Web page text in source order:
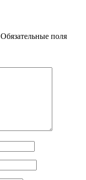
Обязательные поля